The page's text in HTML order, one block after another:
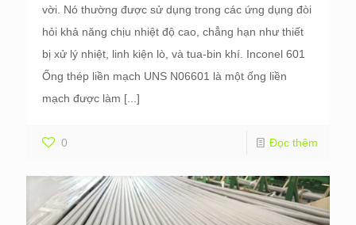
vời. Nó thường được sử dụng trong các ứng dụng đòi
hỏi khả năng chịu nhiệt độ cao, chẳng hạn như thiết
bị xử lý nhiệt, linh kiện lò, và tua-bin khí. Inconel 601
Ống thép liền mạch UNS N06601 là một ống liền
mạch được làm [...]
0 Đọc thêm